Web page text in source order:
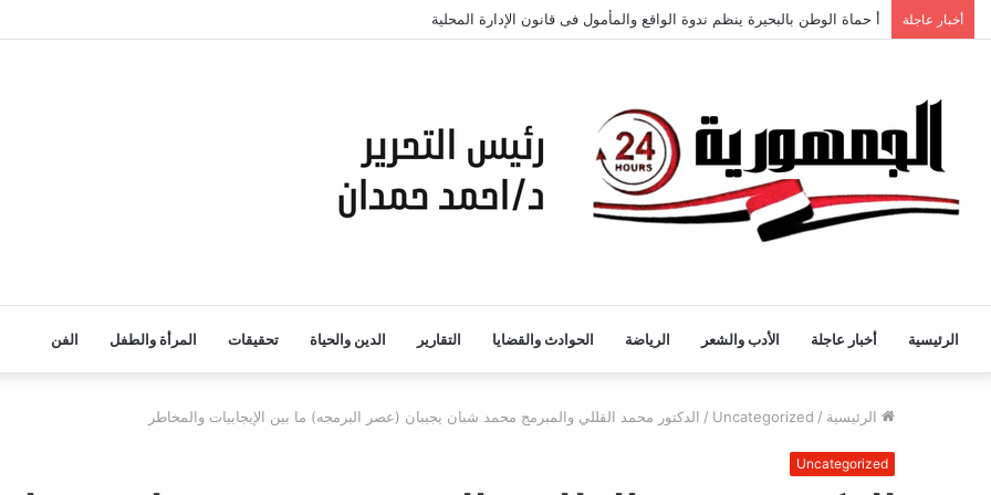
أخبار عاجلة أمانة الطوارئ التنفيذية بأسيوط تعقد اجتماعاً موسعاً لمناقشة خطة المرحلة المقبلة وتعزيز الشراكات الاستراتيجية
الرئيسية أخبار عاجلة الأدب والشعر الرياضة الحوادث والقضايا التقارير الدين والحياة تحقيقات المرأة والطفل الفن
الرئيسية /
Uncategorized
/ الدكتور محمد القللي والمبرمج محمد شبان يجيبان (عصر البرمجه) ما بين الإيجابيات والمخاطر
Uncategorized